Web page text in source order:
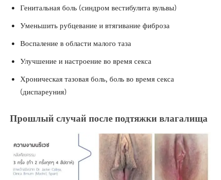
Генитальная боль (синдром вестибулита вульвы)
Уменьшить рубцевание и втягивание фиброза
Воспаление в области малого таза
Улучшение и настроение во время секса
Хроническая тазовая боль, боль во время секса
(диспареуния)
Прошлый случай после подтяжки влагалища